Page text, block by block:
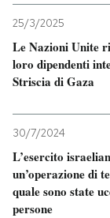
AREA
Entra
25/3/2025
Le Nazioni Unite
loro dipendenti
Striscia di Gaza
30/7/2024
L’esercito
un’operazione di
quale sono state
persone